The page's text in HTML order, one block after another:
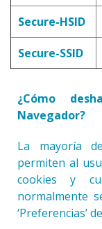
Secure-HSID
Secure-SSID
¿Cómo
Navegador?
La mayoría
permiten al
cookies y
normalmente
‘Preferencias’